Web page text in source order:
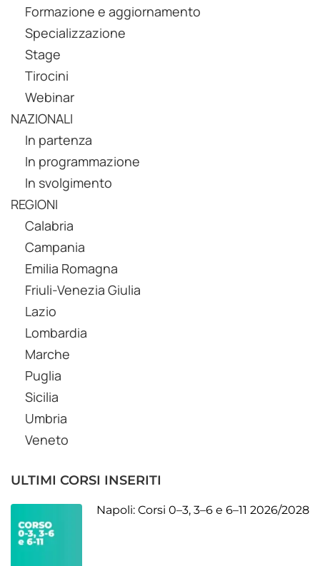
Formazione e aggiornamento
Specializzazione
Stage
Tirocini
Webinar
NAZIONALI
In partenza
In programmazione
In svolgimento
REGIONI
Calabria
Campania
Emilia Romagna
Friuli-Venezia Giulia
Lazio
Lombardia
Marche
Puglia
Sicilia
Umbria
Veneto
ULTIMI CORSI INSERITI
Napoli: Corsi 0–3, 3–6 e 6–11 2026/2028